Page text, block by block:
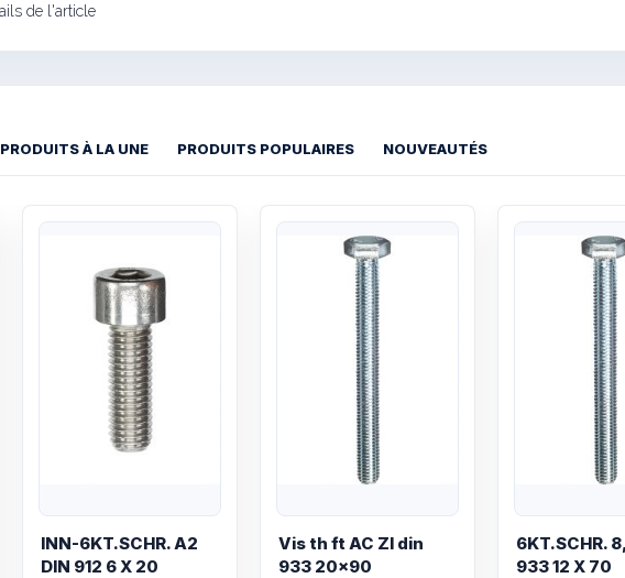
de l'article
PRODUITS À LA UNE PRODUITS POPULAIRES NOUVEAUTÉS
INN-6KT.SCHR. A2
DIN 912 6 X 20
Vis th ft AC ZI din
933 20x90
6KT.SCHR.
933 12 X 70